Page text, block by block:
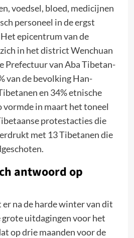
voedsel, bloed, medicijnen
personeel in de ergst
epicentrum van de
in het district Wenchuan
Prefectuur van Aba Tibetan-
van de bevolking Han-
en 34% etnische
vormde in maart het toneel
protestacties die
met 13 Tibetanen die
antwoord op
na de harde winter van dit
uitdagingen voor het
op drie maanden voor de